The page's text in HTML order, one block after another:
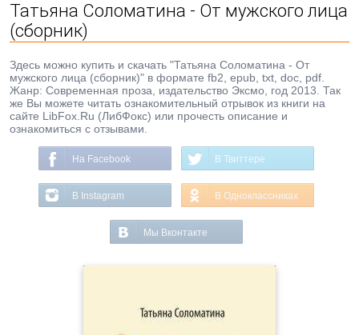
Татьяна Соломатина - От мужского лица
(сборник)
Здесь можно купить и скачать "Татьяна Соломатина - От
мужского лица (сборник)" в формате fb2, epub, txt, doc, pdf.
Жанр: Современная проза, издательство Эксмо, год 2013. Так
же Вы можете читать ознакомительный отрывок из книги на
сайте LibFox.Ru (ЛибФокс) или прочесть описание и
ознакомиться с отзывами.
На Facebook В Твиттере
В Instagram В Одноклассниках
Мы Вконтакте